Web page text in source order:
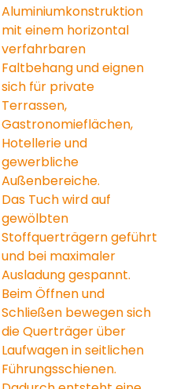
Aluminiumkonstruktion
mit einem horizontal
verfahrbaren
Faltbehang und eignen
sich für private
Terrassen,
Gastronomieflächen,
Hotellerie und
gewerbliche
Außenbereiche.
Das Tuch wird auf
gewölbten
Stoffquerträgern geführt
und bei maximaler
Ausladung gespannt.
Beim Öffnen und
Schließen bewegen sich
die Querträger über
Laufwagen in seitlichen
Führungsschienen.